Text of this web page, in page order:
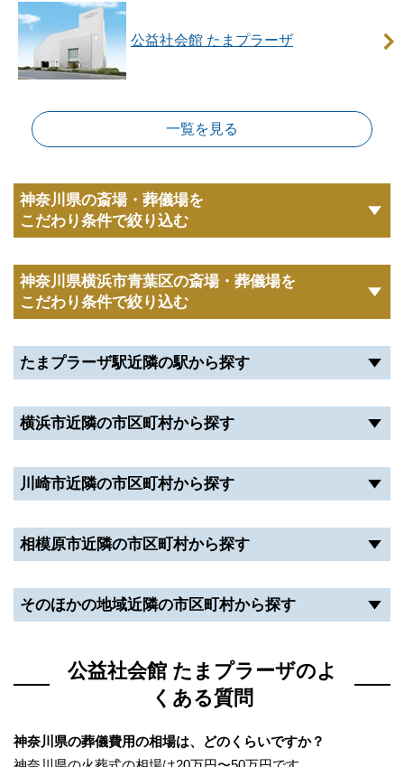
横浜市青葉区在住の方
にあります。
東急田園都市線「たまプラーザ駅」から徒歩5分で到
ています。
公益社会館 たまプラーザは「ユリノキ通り」沿いに
あるので、あざみ野や有馬など横浜市各方面から車で
もアクセスしやすい斎場です。
そのため、公益社会館 たまプラーザは横浜市青葉区
公益社会館 たまプラーザは、葬儀の事前相談が可能
事前相談では、公益社会館 たまプラーザに在籍する
知識・実績豊富なスタッフに葬儀の不安を相談できま
す。
事前相談は施設内にある相談専用の個室を使用するた
参列者の予想人数
費用のイメージ
公益社会館 たまプラーザ
一覧を見る
神奈川県の斎場・葬儀場を
こだわり条件で絞り込む
神奈川県横浜市青葉区の斎場・葬儀場を
こだわり条件で絞り込む
たまプラーザ駅近隣の駅から探す
横浜市近隣の市区町村から探す
川崎市近隣の市区町村から探す
相模原市近隣の市区町村から探す
そのほかの地域近隣の市区町村から探す
公益社会館 たまプラーザのよ
くある質問
神奈川県の葬儀費用の相場は、どのくらいですか？